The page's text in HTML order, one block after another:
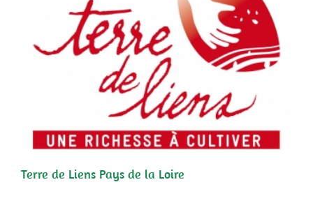
Terre de Liens Pays de la Loire